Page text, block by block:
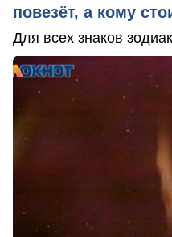
повезёт, а кому
Для всех знаков